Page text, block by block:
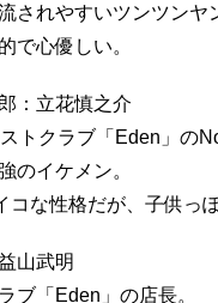
されやすいツンツンヤ
で心優しい。
：立花慎之介
トクラブ「Eden」の
のイケメン。
コな性格だが、子供っ
山武明
ブ「Eden」の店長。